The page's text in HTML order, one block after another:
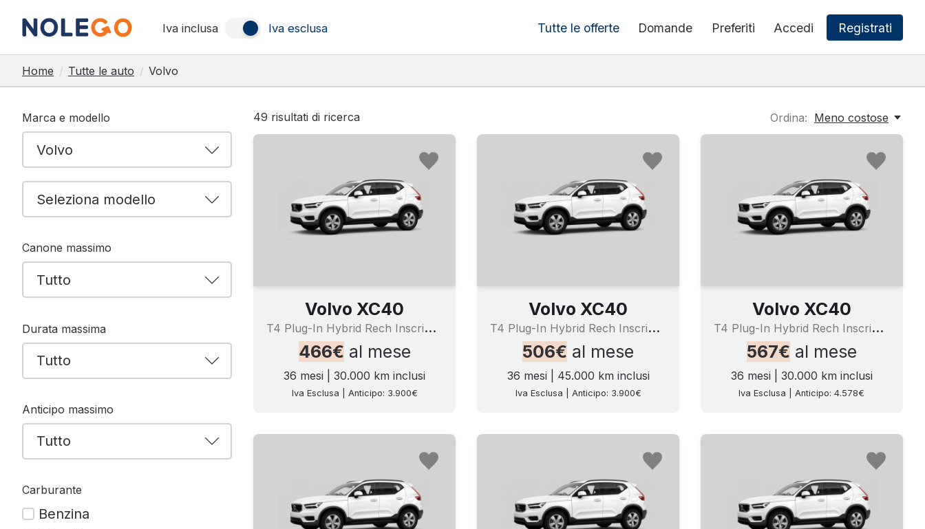
Iva inclusa Iva esclusa Tutte le offerte Domande Preferiti Accedi Registrati
Home / Tutte le auto / Volvo
Marca e modello
Canone massimo
Durata massima
Anticipo massimo
Carburante
Benzina
49 risultati di ricerca Ordina: Meno costose
Volvo XC40
T
4 Plug-In Hybrid Rech Inscrip Expr
466€ al mese
36 mesi | 30.000 km inclusi
Iva Esclusa | Anticipo: 3.900€
Volvo XC40
T
4 Plug-In Hybrid Rech Inscrip Expr
506€ al mese
36 mesi | 45.000 km inclusi
Iva Esclusa | Anticipo: 3.900€
Volvo XC40
T
4 Plug-In Hybrid Rech Inscrip Expr
567€ al mese
36 mesi | 30.000 km inclusi
Iva Esclusa | Anticipo: 4.578€